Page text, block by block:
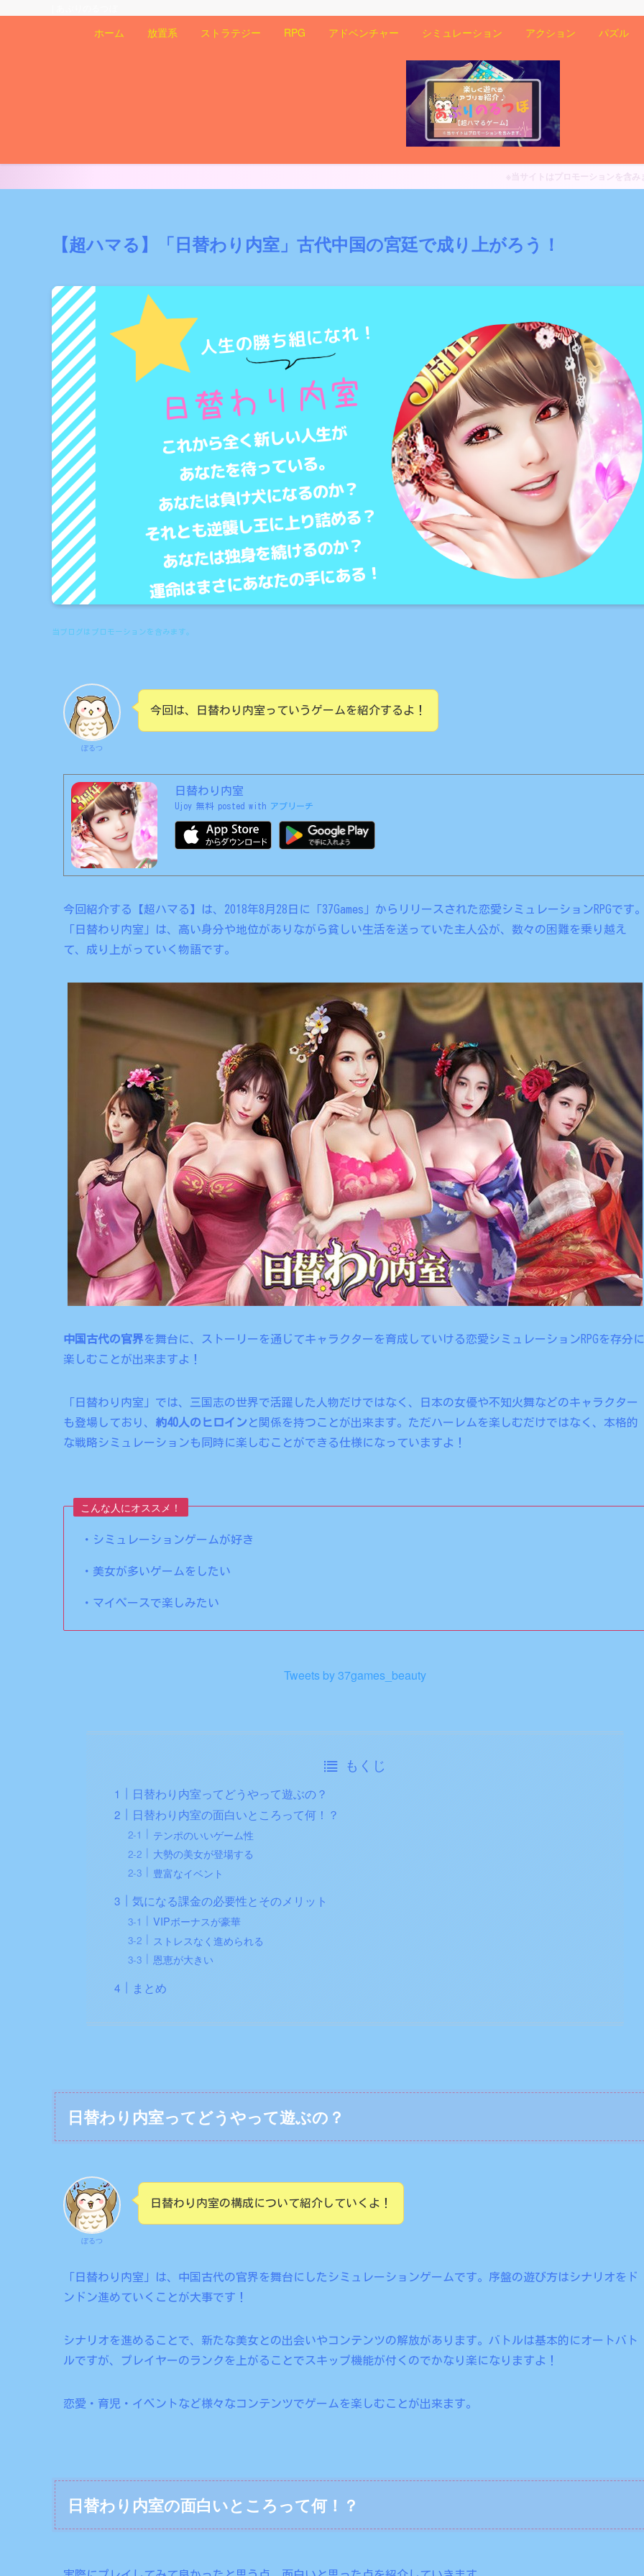
ホーム 放置系 ストラテジー RPG アドベンチャー シミュレーション アクション パズル
※当サイトはプロモーションを含みます。
【超ハマる】「日替わり内室」古代中国の宮廷で成り上がろう！
当ブログはプロモーションを含みます。
ぼるつ
今回は、日替わり内室っていうゲームを紹介するよ！
日替わり内室
Ujoy 無料 posted with アプリーチ
今回紹介する【超ハマる】は、2018年8月28日に「37Games」からリリースされた恋愛シミュレーションRPGです
「日替わり内室」は、高い身分や地位がありながら貧しい生活を送っていた主人公が、数々の困難を乗り越え
て、成り上がっていく物語です。
中国古代の官界を舞台に、ストーリーを通じてキャラクターを育成していける恋愛シミュレーションRPGを存分に
楽しむことが出来ますよ！
「日替わり内室」では、三国志の世界で活躍した人物だけではなく、日本の女優や不知火舞などのキャラクター
も登場しており、 約40人のヒロイン と関係を持つことが出来ます。ただハーレムを楽しむだけではなく、本格的
な戦略シミュレーションも同時に楽しむことができる仕様になっていますよ！
こんな人にオススメ！
・シミュレーションゲームが好き
・美女が多いゲームをしたい
・マイペースで楽しみたい
Tweets by 37games_beauty
もくじ
日替わり内室ってどうやって遊ぶの？
日替わり内室の面白いところって何！？
テンポのいいゲーム性
大勢の美女が登場する
豊富なイベント
気になる課金の必要性とそのメリット
VIPボーナスが豪華
ストレスなく進められる
恩恵が大きい
まとめ
日替わり内室ってどうやって遊ぶの？
ぼるつ
日替わり内室の構成について紹介していくよ！
「日替わり内室」は、中国古代の官界を舞台にしたシミュレーションゲームです。序盤の遊び方はシナリオをド
ンドン進めていくことが大事です！
シナリオを進めることで、新たな美女との出会いやコンテンツの解放があります。バトルは基本的にオートバト
ルですが、プレイヤーのランクを上がることでスキップ機能が付くのでかなり楽になりますよ！
恋愛・育児・イベントなど様々なコンテンツでゲームを楽しむことが出来ます。
日替わり内室の面白いところって何！？